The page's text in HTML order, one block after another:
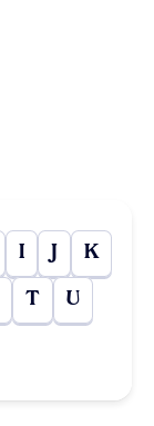
I J K
T U